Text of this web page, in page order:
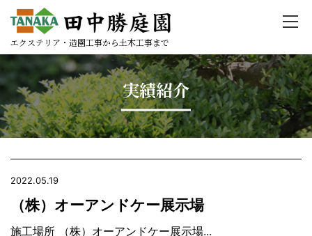
エクステリア・造園工事から土木工事まで
実績紹介
2022.05.19
（株）オーアンドケー展示場
施工場所 （株）オーアンドケー展示場...